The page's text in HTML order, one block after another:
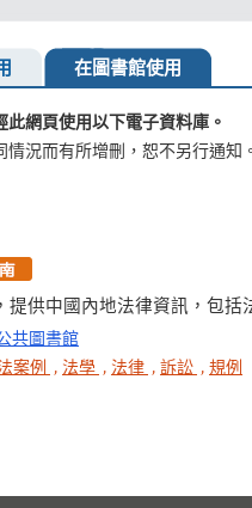
在圖書館使用
網頁使用以下電子資料庫。
況而有所增刪，恕不另行通知
提供中國內地法律資訊，包
共圖書館
案例 , 法學 , 法律 , 訴訟 , 規例